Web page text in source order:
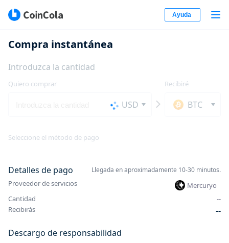
Ayuda
Compra instantánea
Introduzca la cantidad
Quiero comprar
USD
Recibiré
BTC
Seleccione el método de pago
Detalles de pago Llegada en aproximadamente 10-30 minutos.
Proveedor de servicios
Mercuryo
Cantidad
--
Recibirás
--
Descargo de responsabilidad